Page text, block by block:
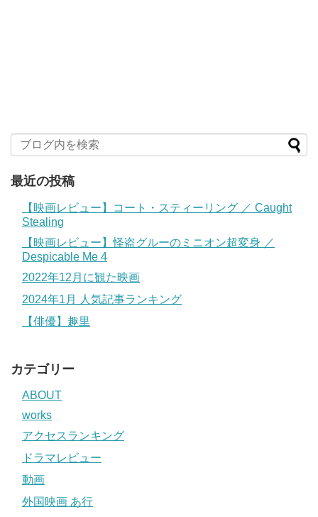
最近の投稿
【映画レビュー】コート・スティーリング ／ Caught
Stealing
【映画レビュー】怪盗グルーのミニオン超変身 ／
Despicable Me 4
2022年12月に観た映画
2024年1月 人気記事ランキング
【俳優】趣里
カテゴリー
ABOUT
works
アクセスランキング
ドラマレビュー
動画
外国映画 あ行